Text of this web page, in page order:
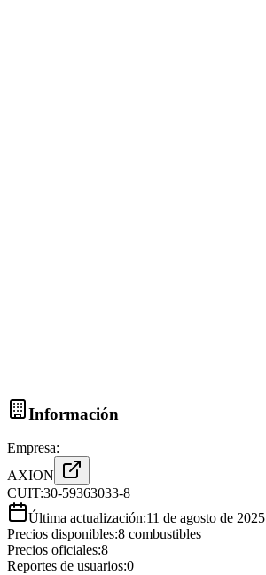
Información
Empresa:
AXION
CUIT:30-59363033-8
Última actualización:11 de agosto de 2025
Precios disponibles:8 combustibles
Precios oficiales:8
Reportes de usuarios:0